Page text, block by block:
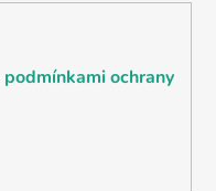
podmínkami ochrany